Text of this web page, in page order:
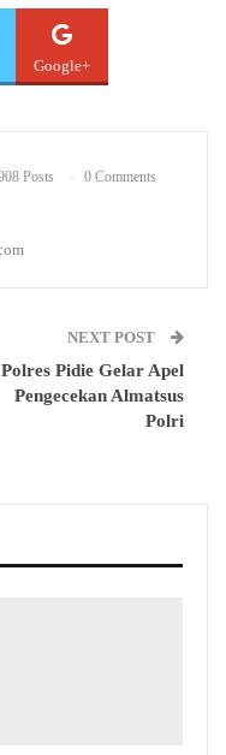
Google+
Posts 0 Comments
NEXT POST
Polres Pidie Gelar Apel
Pengecekan Almatsus
Polri